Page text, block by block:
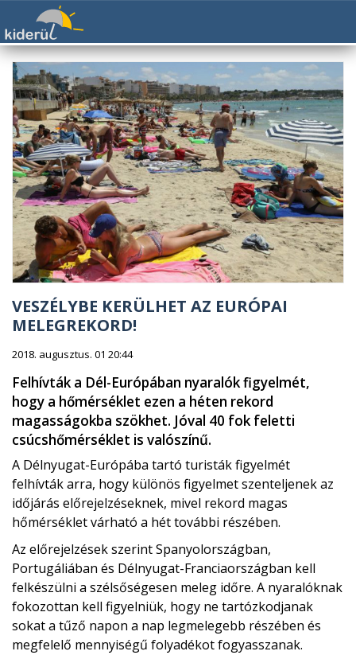
VESZÉLYBE KERÜLHET AZ EURÓPAI
MELEGREKORD!
2018. augusztus. 01 20:44
Felhívták a Dél-Európában nyaralók figyelmét,
hogy a hőmérséklet ezen a héten rekord
magasságokba szökhet. Jóval 40 fok feletti
csúcshőmérséklet is valószínű.
A Délnyugat-Európába tartó turisták figyelmét
felhívták arra, hogy különös figyelmet szenteljenek az
időjárás előrejelzéseknek, mivel rekord magas
hőmérséklet várható a hét további részében.
Az előrejelzések szerint Spanyolországban,
Portugáliában és Délnyugat-Franciaországban kell
felkészülni a szélsőségesen meleg időre. A nyaralóknak
fokozottan kell figyelniük, hogy ne tartózkodjanak
sokat a tűző napon a nap legmelegebb részében és
megfelelő mennyiségű folyadékot fogyasszanak.